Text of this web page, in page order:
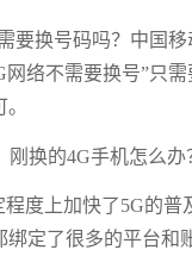
要换号码吗？中国
网络不需要换号”只
度上加快了5G的普
绑定了很多的平台和